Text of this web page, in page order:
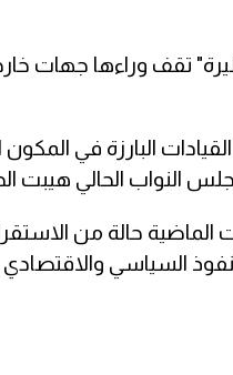
تقف وراءها جهات
البارزة في المكون
النواب الحالي هيبت
حالة من
السياسي والاقتصادي